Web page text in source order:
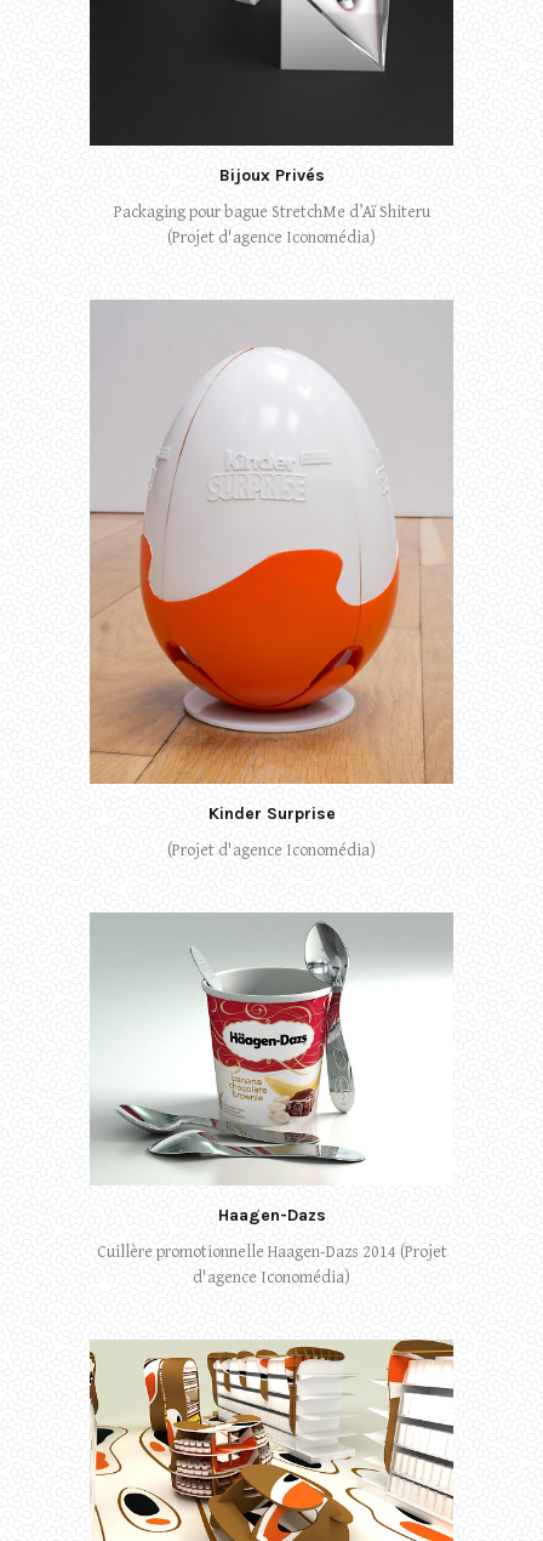
Bijoux Privés
Packaging pour bague StretchMe d’Aï Shiteru
(Projet d'agence Iconomédia)
Kinder Surprise
(Projet d'agence Iconomédia)
Haagen-Dazs
Cuillère promotionnelle Haagen-Dazs 2014 (Projet
d'agence Iconomédia)